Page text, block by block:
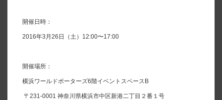
開催日時：
2016年3月26日（土）12:00〜17:00
開催場所：
横浜ワールドポーターズ6階イベントスペースB
〒231-0001 神奈川県横浜市中区新港二丁目２番１号